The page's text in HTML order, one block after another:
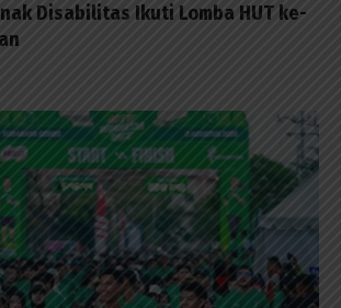
Disabilitas Ikuti Lomba HUT ke-